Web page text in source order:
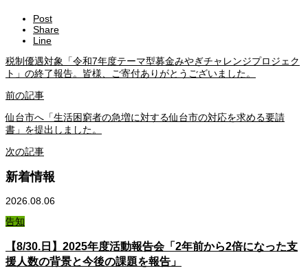
Post
Share
Line
税制優遇対象「令和7年度テーマ型募金みやぎチャレンジプロジェク
ト」の終了報告。皆様、ご寄付ありがとうございました。
前の記事
仙台市へ「生活困窮者の急増に対する仙台市の対応を求める要請
書」を提出しました。
次の記事
新着情報
2026.08.06
告知
【8/30.日】2025年度活動報告会「2年前から2倍になった支
援人数の背景と今後の課題を報告」